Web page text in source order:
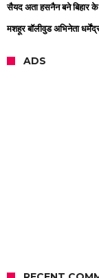
सैयद अता हसनैन बने बिहार
मशहूर बॉलीवुड अभिनेता
ADS